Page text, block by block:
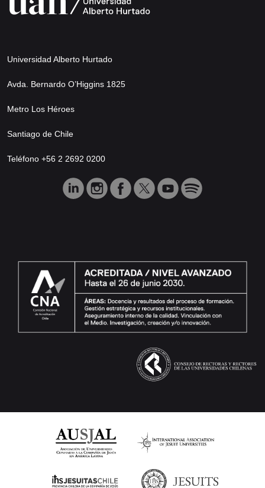
Universidad Alberto Hurtado
Avda. Bernardo O’Higgins 1825
Metro Los Héroes
Santiago de Chile
Teléfono +56 2 2692 0200